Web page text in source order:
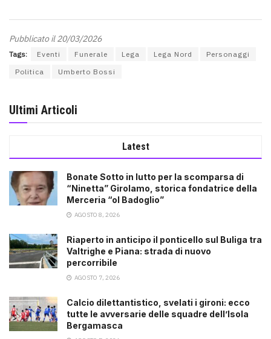
Pubblicato il 20/03/2026
Tags: Eventi Funerale Lega Lega Nord
Personaggi
Politica
Umberto Bossi
Ultimi Articoli
Latest
Bonate Sotto in lutto per la scomparsa di
“Ninetta” Girolamo, storica fondatrice della
Merceria “ol Badoglio”
AGOSTO 8, 2026
Riaperto in anticipo il ponticello sul Buliga tra
Valtrighe e Piana: strada di nuovo
percorribile
AGOSTO 7, 2026
Calcio dilettantistico, svelati i gironi: ecco
tutte le avversarie delle squadre dell’Isola
Bergamasca